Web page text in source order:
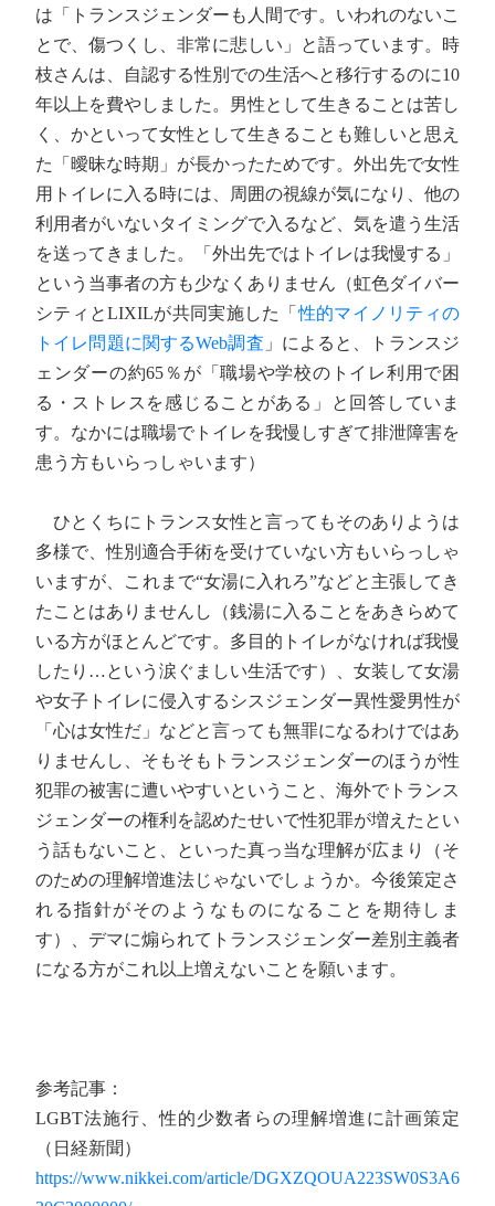
は「トランスジェンダーも人間です。いわれのないこ
とで、傷つくし、非常に悲しい」と語っています。時
枝さんは、自認する性別での生活へと移行するのに10
年以上を費やしました。男性として生きることは苦し
く、かといって女性として生きることも難しいと思え
た「曖昧な時期」が長かったためです。外出先で女性
用トイレに入る時には、周囲の視線が気になり、他の
利用者がいないタイミングで入るなど、気を遣う生活
を送ってきました。「外出先ではトイレは我慢する」
という当事者の方も少なくありません（虹色ダイバー
シティとLIXILが共同実施した「性的マイノリティの
トイレ問題に関するWeb調査 」によると、トランスジ
ェンダーの約65％が「職場や学校のトイレ利用で困
る・ストレスを感じることがある」と回答していま
す。なかには職場でトイレを我慢しすぎて排泄障害を
患う方もいらっしゃいます）
ひとくちにトランス女性と言ってもそのありようは
多様で、性別適合手術を受けていない方もいらっしゃ
いますが、これまで“女湯に入れろ”などと主張してき
たことはありませんし（銭湯に入ることをあきらめて
いる方がほとんどです。多目的トイレがなければ我慢
したり…という涙ぐましい生活です）、女装して女湯
や女子トイレに侵入するシスジェンダー異性愛男性が
「心は女性だ」などと言っても無罪になるわけではあ
りませんし、そもそもトランスジェンダーのほうが性
犯罪の被害に遭いやすいということ、海外でトランス
ジェンダーの権利を認めたせいで性犯罪が増えたとい
う話もないこと、といった真っ当な理解が広まり（そ
のための理解増進法じゃないでしょうか。今後策定さ
れる指針がそのようなものになることを期待しま
す）、デマに煽られてトランスジェンダー差別主義者
になる方がこれ以上増えないことを願います。
参考記事：
LGBT法施行、性的少数者らの理解増進に計画策定
（日経新聞）
https://www.nikkei.com/article/DGXZQOUA223SW0S3A6